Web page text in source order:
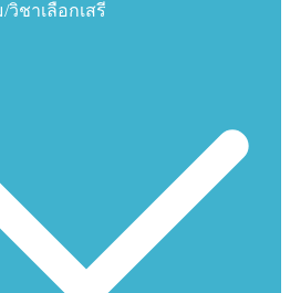
ชาเลือกเสรี